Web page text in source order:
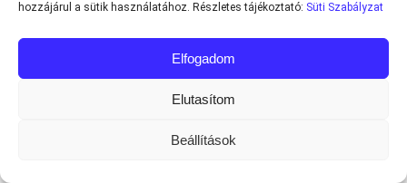
hozzájárul a sütik használatához. Részletes tájékoztató: Süti Szabályzat
Elfogadom
Elutasítom
Beállítások